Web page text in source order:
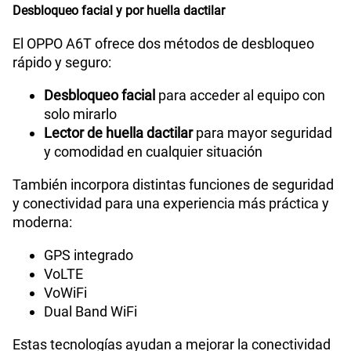
Desbloqueo facial y por huella dactilar
El OPPO A6T ofrece dos métodos de desbloqueo
rápido y seguro:
Desbloqueo facial para acceder al equipo con
solo mirarlo
Lector de huella dactilarpara mayor seguridad
y comodidad en cualquier situación
También incorpora distintas funciones de seguridad
y conectividad para una experiencia más práctica y
moderna:
GPS integrado
VoLTE
VoWiFi
Dual Band WiFi
Estas tecnologías ayudan a mejorar la conectividad